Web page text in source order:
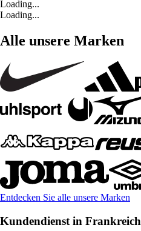
Loading...
Loading...
Alle unsere Marken
Entdecken Sie alle unsere Marken
Kundendienst in Frankreich